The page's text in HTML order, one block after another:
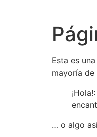
Esta es
mayoría
… o algo